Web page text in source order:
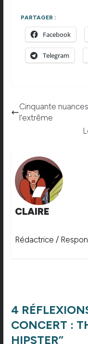
PARTAGER :
Facebook
Telegram
Cinquante
l’extrême
CLAIRE
Rédactrice /
4
CONCERT :
HIPSTER”